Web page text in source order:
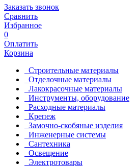
Заказать звонок
Сравнить
Избранное
0
Оплатить
Корзина
Строительные материалы
Отделочные материалы
Лакокрасочные материалы
Инструменты, оборудование
Расходные материалы
Крепеж
Замочно-скобяные изделия
Инженерные системы
Сантехника
Освещение
Электротовары